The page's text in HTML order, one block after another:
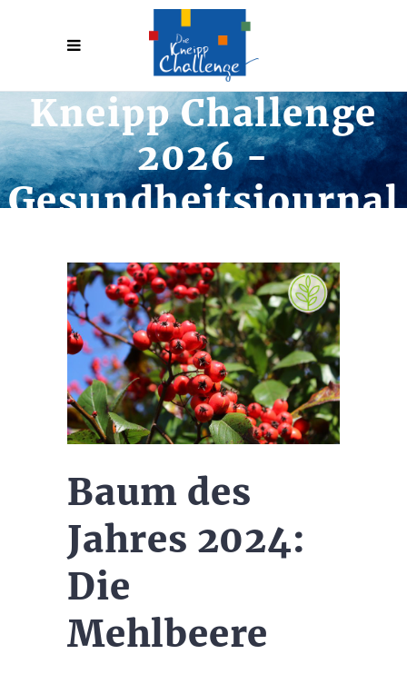
Kneipp Challenge
2026 -
Gesundheitsjournal
Baum des
Jahres 2024:
Die
Mehlbeere